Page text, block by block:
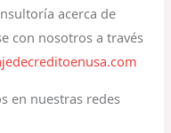
acerca de
con nosotros a través
en nuestras redes